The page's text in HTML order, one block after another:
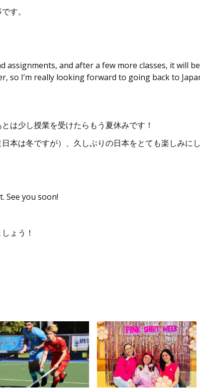
す。
assignments, and after a few more classes, it will
so I’m really looking forward to going back to
は少し授業を受けたらもう夏休みです！
本は冬ですが）、久しぶりの日本をとても楽しみに
See you soon!
ょう！